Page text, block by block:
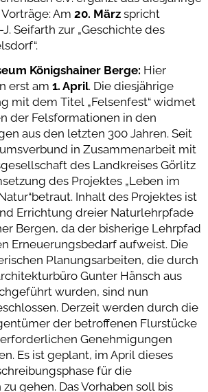
Am 20. Märzspricht
Seifarth zur „Geschichte des
Königshainer Berge: Hier
erst am 1. April. Die diesjährige
mit dem Titel „Felsenfest“ widmet
der Felsformationen in den
aus den letzten 300 Jahren. Seit
in Zusammenarbeit mit
des Landkreises Görlitz
des Projektes „Leben im
Inhalt des Projektes ist
Errichtung dreier Naturlehrpfade
Bergen, da der bisherige Lehrpfad
Erneuerungsbedarf aufweist. Die
Planungsarbeiten, die durch
Gunter Hänsch aus
wurden, sind nun
Derzeit werden durch die
der betroffenen Flurstücke
Genehmigungen
Es ist geplant, im April dieses
für die
gehen. Das Vorhaben soll bis